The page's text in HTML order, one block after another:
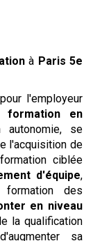
à Paris 5e
l'employeur
formation en
se
l'acquisition de
ciblée
d'équipe,
des
en niveau
la qualification
sa